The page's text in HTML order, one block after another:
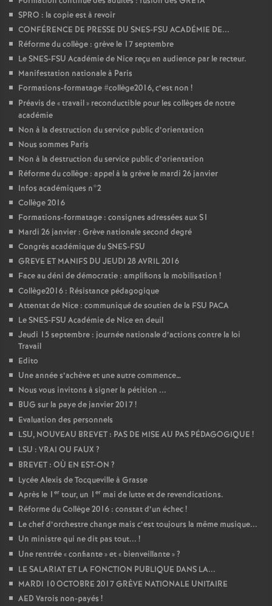
SPRO : la copie est à revoir
CONFÉRENCE DE PRESSE DU SNES-FSU ACADÉMIE DE...
Réforme du collège : grève le 17 septembre
Le SNES-FSU Académie de Nice reçu en audience par le recteur.
Manifestation nationale à Paris
Formations-formatage #collège2016, c’est non !
Préavis de «travail» reconductible pour les collèges de notre
académie
Non à la destruction du service public d’orientation
Nous sommes Paris
Non à la destruction du service public d’orientation
Réforme du collège : appel à la grève le mardi 26 janvier
Infos académiques n°2
Collège 2016
Formations-formatage : consignes adressées aux S1
Mardi 26 janvier : Grève nationale second degré
Congrès académique du SNES-FSU
GREVE ET MANIFS DU JEUDI 28 AVRIL 2016
Face au déni de démocratie : amplifions la mobilisation !
Collège2016 : Résistance pédagogique
Attentat de Nice : communiqué de soutien de la FSU PACA
Le SNES-FSU Académie de Nice en deuil
Jeudi 15 septembre : journée nationale d’actions contre la loi
Travail
Edito
Une année s’achève et une autre commence…
Nous vous invitons à signer la pétition ...
BUG sur la paye de janvier 2017!
Evaluation des personnels
LSU, NOUVEAU BREVET : PAS DE MISE AU PAS PÉDAGOGIQUE !
LSU : VRAI OU FAUX ?
BREVET : OÙ EN EST-ON ?
Lycée Alexis de Tocqueville à Grasse
Après le 1 er tour, un 1 er mai de lutte et de revendications.
Réforme du Collège 2016 : constat d’un échec!
Le chef d’orchestre change mais c’est toujours la même musique...
Un ministre qui ne dit pas tout... !
Une rentrée «confiante» et « bienveillante»?
LE SALARIAT ET LA FONCTION PUBLIQUE DANS LA...
MARDI 10 OCTOBRE 2017 GRÈVE NATIONALE UNITAIRE
AED Varois non-payés !